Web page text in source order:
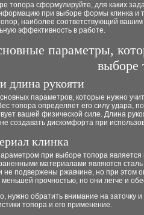
топора сформулируйте, для каких
при выборе формы клинка и
наиболее соответствующий
эффективность в работе.
параметры,
выборе
длина рукояти
параметров, которые нужно
топора определяет его силу удара,
вашей физической силе. Длина
создавать дискомфорта при
клинка
при выборе топора является
материалами являются
не подвержены ржавчине, но при этом
прочностью, но они легче и
нужно обратить внимание на заточку
топора и его применение.